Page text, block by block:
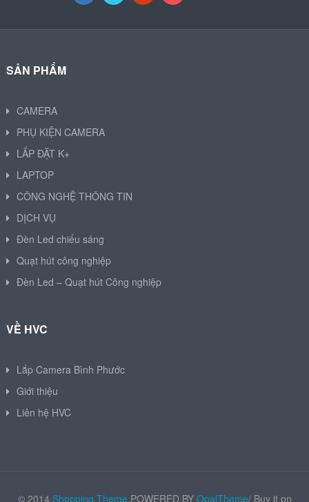
SẢN PHẨM
CAMERA
PHỤ KIỆN CAMERA
LẮP ĐẶT K+
LAPTOP
CÔNG NGHỆ THÔNG TIN
DỊCH VỤ
Đèn Led chiếu sáng
Quạt hút công nghiệp
Đèn Led – Quạt hút Công nghiệp
VỀ HVC
Lắp Camera Bình Phước
Giới thiệu
Liên hệ HVC
© 2014 Shopping Theme POWERED BY OpalTheme/ Buy it on